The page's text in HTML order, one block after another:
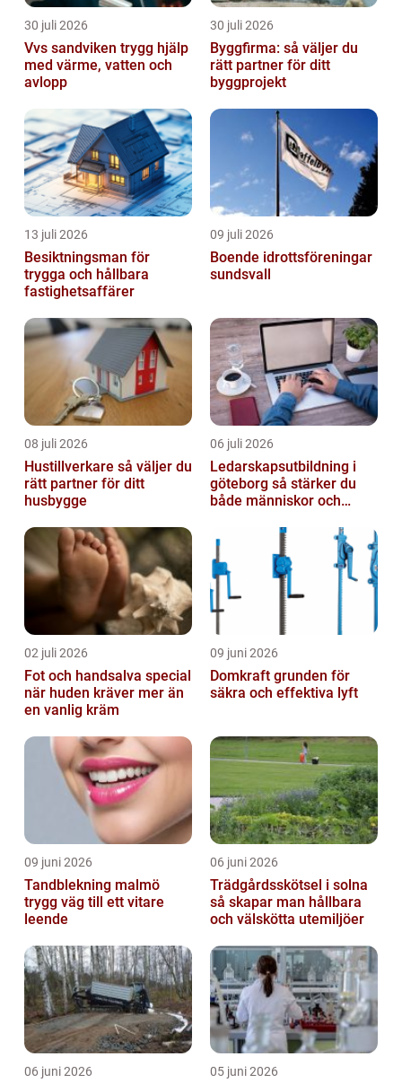
30 juli 2026
Vvs sandviken trygg hjälp
med värme, vatten och
avlopp
30 juli 2026
Byggfirma: så väljer du
rätt partner för ditt
byggprojekt
13 juli 2026
Besiktningsman för
trygga och hållbara
fastighetsaffärer
09 juli 2026
Boende idrottsföreningar
sundsvall
08 juli 2026
Hustillverkare så väljer du
rätt partner för ditt
husbygge
06 juli 2026
Ledarskapsutbildning i
göteborg så stärker du
både människor och
02 juli 2026
Fot och handsalva special
när huden kräver mer än
en vanlig kräm
09 juni 2026
Domkraft grunden för
säkra och effektiva lyft
09 juni 2026
Tandblekning malmö
trygg väg till ett vitare
leende
06 juni 2026
Trädgårdsskötsel i solna
så skapar man hållbara
och välskötta utemiljöer
06 juni 2026 05 juni 2026